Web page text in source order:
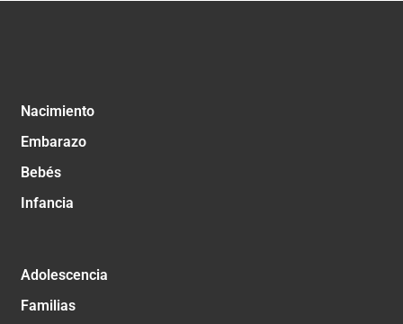
Nacimiento
Embarazo
Bebés
Infancia
Adolescencia
Familias